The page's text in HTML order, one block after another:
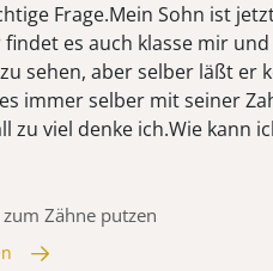
Frage.Mein Sohn ist
findet es auch klasse mir
sehen, aber selber läßt er
immer selber mit seiner
zu viel denke ich.Wie kann
Zähne putzen